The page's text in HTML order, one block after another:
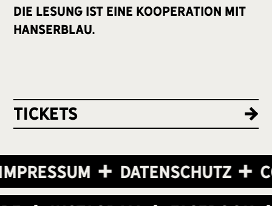
Die Lesung ist eine Kooperation mit
hanserblau.
tickets
Datenschutz